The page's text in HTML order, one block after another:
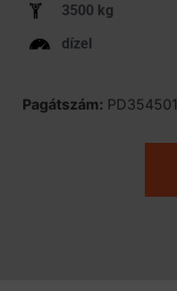
3500 kg
dízel
Pagátszám: PD354501